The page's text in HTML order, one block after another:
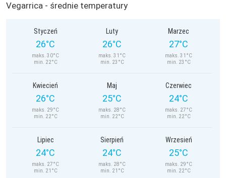
Vegarrica - średnie temperatury
Styczeń
26°C
maks. 30°C
min. 22°C
Luty
26°C
maks. 31°C
min. 23°C
Marzec
27°C
maks. 31°C
min. 23°C
Kwiecień
26°C
maks. 29°C
min. 22°C
Maj
25°C
maks. 28°C
min. 22°C
Czerwiec
24°C
maks. 27°C
min. 22°C
Lipiec
24°C
maks. 27°C
min. 21°C
Sierpień
24°C
maks. 28°C
min. 21°C
Wrzesień
25°C
maks. 29°C
min. 22°C